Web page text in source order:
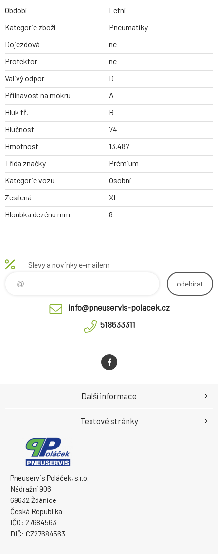
Období
Letní
Kategorie zboží
Pneumatiky
Dojezdová
ne
Protektor
ne
Valivý odpor
D
Přilnavost na mokru
A
Hluk tř.
B
Hlučnost
74
Hmotnost
13.487
Třída značky
Prémium
Kategorie vozu
Osobní
Zesílená
XL
Hloubka dezénu mm
8
Slevy a novinky e-mailem
odebírat
info@pneuservis-polacek.cz
518633311
Pneuservis Poláček, s.r.o.
Nádražní 906
69632 Ždánice
Česká Republika
IČO: 27684563
DIČ: CZ27684563
Další informace
Textové stránky